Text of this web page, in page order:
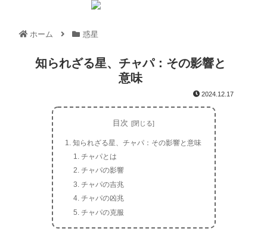
ホーム 惑星
知られざる星、チャパ：その影響と
意味
2024.12.17
目次
知られざる星、チャパ：その影響と意味
チャパとは
チャパの影響
チャパの吉兆
チャパの凶兆
チャパの克服